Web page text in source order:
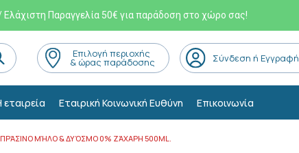
Παραγγελία 50€ για παράδοση στο χώρο σας!
Eπιλογή περιοχής
& ώρας παράδοσης Σύνδεση ή Εγγραφή
εταιρεία Εταιρική Κοινωνική Ευθύνη Επικοινωνία
ΠΡΆΣΙΝΟ ΜΉΛΟ & ΔΥΌΣΜΟ 0% ZΆΧΑΡΗ 500ML.